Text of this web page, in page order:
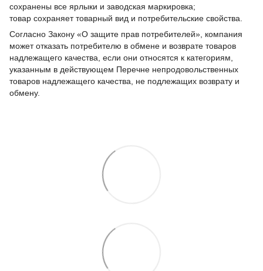
сохранены все ярлыки и заводская маркировка;
товар сохраняет товарный вид и потребительские свойства.
Согласно Закону «О защите прав потребителей», компания
может отказать потребителю в обмене и возврате товаров
надлежащего качества, если они относятся к категориям,
указанным в действующем Перечне непродовольственных
товаров надлежащего качества, не подлежащих возврату и
обмену.